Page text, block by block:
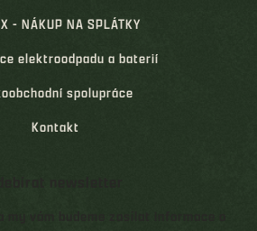
- NÁKUP NA SPLÁTKY
elektroodpadu a baterií
spolupráce
Kontakt